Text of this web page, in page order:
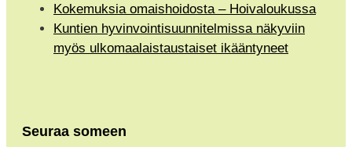
Kokemuksia omaishoidosta – Hoivaloukussa
Kuntien hyvinvointisuunnitelmissa näkyviin
myös ulkomaalaistaustaiset ikääntyneet
Seuraa someen